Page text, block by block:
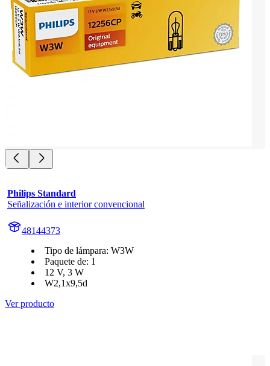
Philips Standard
Señalización e interior convencional
48144373
Tipo de lámpara: W3W
Paquete de: 1
12 V, 3 W
W2,1x9,5d
Ver producto